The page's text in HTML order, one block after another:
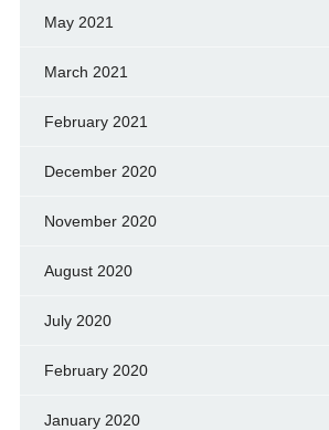
May 2021
March 2021
February 2021
December 2020
November 2020
August 2020
July 2020
February 2020
January 2020